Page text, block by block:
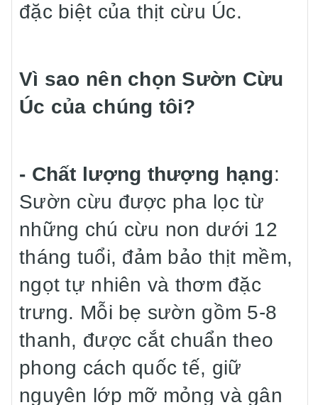
đặc biệt của thịt cừu Úc.
Vì sao nên chọn Sườn Cừu
Úc của chúng tôi?
- Chất lượng thượng hạng:
Sườn cừu được pha lọc từ
những chú cừu non dưới 12
tháng tuổi, đảm bảo thịt mềm,
ngọt tự nhiên và thơm đặc
trưng. Mỗi bẹ sườn gồm 5-8
thanh, được cắt chuẩn theo
phong cách quốc tế, giữ
nguyên lớp mỡ mỏng và gân